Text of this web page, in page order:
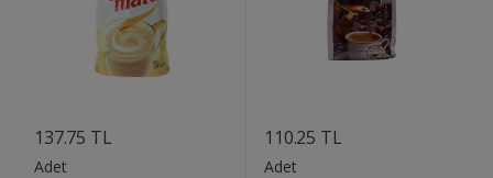
137.75 TL
Adet
110.25 TL
Adet